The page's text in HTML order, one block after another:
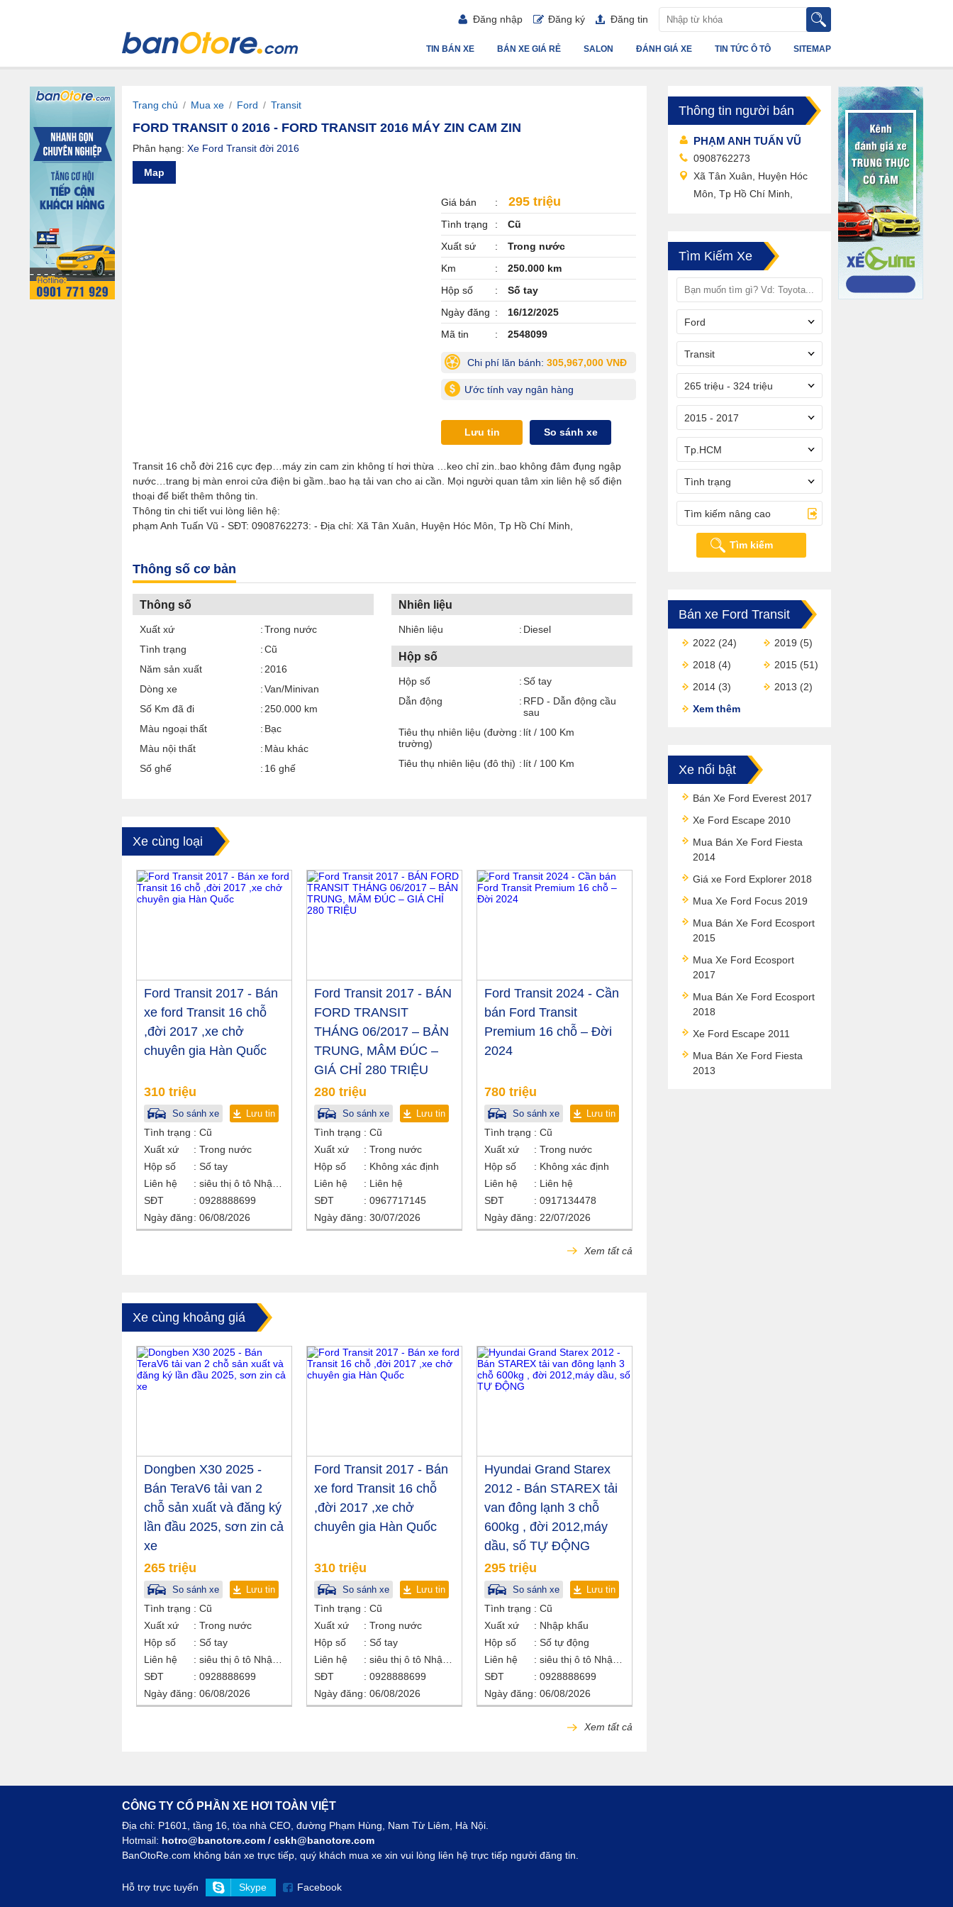
Đăng nhập Đăng ký Đăng tin
SITEMAP
TIN TỨC Ô TÔ
ĐÁNH GIÁ XE
SALON
BÁN XE GIÁ RẺ
TIN BÁN XE
Trang chủ / Mua xe / Ford / Transit
FORD TRANSIT 0 2016 - FORD TRANSIT 2016 MÁY ZIN CAM ZIN
Phân hạng: Xe Ford Transit đời 2016
Map
Giá bán 295 triệu
Tình trạng
Cũ
Xuất sứ
Trong nước
Km
250.000 km
Hộp số
Số tay
Ngày đăng
16/12/2025
Mã tin
2548099
Chi phí lăn bánh: 305,967,000 VNĐ
Ước tính vay ngân hàng
Lưu tin So sánh xe
Transit 16 chỗ đời 216 cực đẹp…máy zin cam zin không tí hơi thừa …keo chỉ zin..bao không đâm đụng ngập
nước…trang bị màn enroi cửa điện bi gầm..bao hạ tải van cho ai cần. Mọi người quan tâm xin liên hệ số điện
thoại để biết thêm thông tin.
Thông tin chi tiết vui lòng liên hệ:
phạm Anh Tuấn Vũ - SĐT: 0908762273: - Địa chỉ: Xã Tân Xuân, Huyện Hóc Môn, Tp Hồ Chí Minh,
Thông số cơ bản
Thông số
Xuất xứ
Trong nước
Tình trạng
Cũ
Năm sản xuất
2016
Dòng xe
Van/Minivan
Số Km đã đi
250.000 km
Màu ngoại thất
Bạc
Màu nội thất
Màu khác
Số ghế
16 ghế
Nhiên liệu
Nhiên liệu Diesel
Hộp số
Hộp số
Số tay
Dẫn động
RFD - Dẫn động cầu
sau
Tiêu thụ nhiên liệu (đường
trường)
lít / 100 Km
Tiêu thụ nhiên liệu (đô thị) lít / 100 Km
Xe cùng loại
Ford Transit 2017 - Bán
xe ford Transit 16 chỗ
,đời 2017 ,xe chở
chuyên gia Hàn Quốc
310 triệu
So sánh xe Lưu tin
Tình trạng
Cũ
Xuất xứ
Trong nước
Hộp số
Số tay
Liên hệ
SĐT
0928888699
Ngày đăng
06/08/2026
Ford Transit 2017 - BÁN
FORD TRANSIT
THÁNG 06/2017 – BẢN
TRUNG, MÂM ĐÚC –
GIÁ CHỈ 280 TRIỆU
280 triệu
So sánh xe Lưu tin
Tình trạng
Cũ
Xuất xứ
Trong nước
Hộp số
Không xác định
Liên hệ
Liên hệ
SĐT
0967717145
Ngày đăng
30/07/2026
Ford Transit 2024 - Cần
bán Ford Transit
Premium 16 chỗ – Đời
2024
780 triệu
So sánh xe Lưu tin
Tình trạng
Cũ
Xuất xứ
Trong nước
Hộp số
Không xác định
Liên hệ
Liên hệ
SĐT
0917134478
Ngày đăng
22/07/2026
Xem tất cả
Xe cùng khoảng giá
Dongben X30 2025 -
Bán TeraV6 tải van 2
chỗ sản xuất và đăng ký
lần đầu 2025, sơn zin cả
xe
265 triệu
So sánh xe Lưu tin
Tình trạng
Cũ
Xuất xứ
Trong nước
Hộp số
Số tay
Liên hệ
siêu thị ô tô Nhật Bắc
SĐT
0928888699
Ngày đăng
06/08/2026
Ford Transit 2017 - Bán
xe ford Transit 16 chỗ
,đời 2017 ,xe chở
chuyên gia Hàn Quốc
310 triệu
So sánh xe Lưu tin
Tình trạng
Cũ
Xuất xứ
Trong nước
Hộp số
Số tay
Liên hệ
siêu thị ô tô Nhật Bắc
SĐT
0928888699
Ngày đăng
06/08/2026
Hyundai Grand Starex
2012 - Bán STAREX tải
van đông lạnh 3 chỗ
600kg , đời 2012,máy
dầu, số TỰ ĐỘNG
295 triệu
So sánh xe Lưu tin
Tình trạng
Cũ
Xuất xứ
Nhập khẩu
Hộp số
Số tự động
Liên hệ
siêu thị ô tô Nhật Bắc
SĐT
0928888699
Ngày đăng
06/08/2026
Xem tất cả
Thông tin người bán
PHẠM ANH TUẤN VŨ
0908762273
Xã Tân Xuân, Huyện Hóc
Môn, Tp Hồ Chí Minh,
Tìm Kiếm Xe
Ford
Transit
265 triệu - 324 triệu
2015 - 2017
Tp.HCM
Tình trạng
Tìm kiếm nâng cao
Tìm kiếm
Bán xe Ford Transit
2022 (24) 2019 (5)
2018 (4) 2015 (51)
2014 (3) 2013 (2)
Xem thêm
Xe nổi bật
Bán Xe Ford Everest 2017
Xe Ford Escape 2010
Mua Bán Xe Ford Fiesta
2014
Giá xe Ford Explorer 2018
Mua Xe Ford Focus 2019
Mua Bán Xe Ford Ecosport
2015
Mua Xe Ford Ecosport
2017
Mua Bán Xe Ford Ecosport
2018
Xe Ford Escape 2011
Mua Bán Xe Ford Fiesta
2013
CÔNG TY CỔ PHẦN XE HƠI TOÀN VIỆT
Địa chỉ: P1601, tầng 16, tòa nhà CEO, đường Phạm Hùng, Nam Từ Liêm, Hà Nội.
Hotmail: hotro@banotore.com / cskh@banotore.com
BanOtoRe.com không bán xe trực tiếp, quý khách mua xe xin vui lòng liên hệ trực tiếp người đăng tin.
Hỗ trợ trực tuyến Skype Facebook